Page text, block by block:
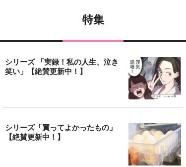
特集
シリーズ 「実録！私の人生、泣き
笑い」【絶賛更新中！】
シリーズ「買ってよかったもの」
【絶賛更新中！】